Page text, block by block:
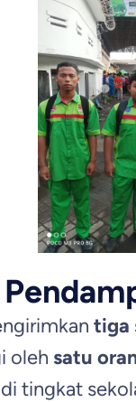
tiga
oleh satu
tingkat